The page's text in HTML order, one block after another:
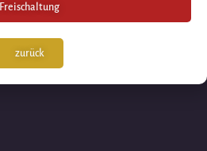
Freischaltung
zurück